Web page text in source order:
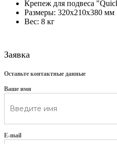
Крепеж для подвеса
Размеры: 320x210x380 мм
Вес: 8 кг
Заявка
Оставьте контактные данные
Ваше имя
E-mail